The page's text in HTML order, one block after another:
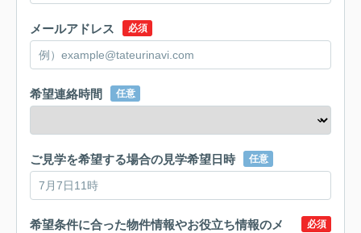
メールアドレス 必須
希望連絡時間 任意
ご見学を希望する場合の見学希望日時 任意
希望条件に合った物件情報やお役立ち情報のメ
必須